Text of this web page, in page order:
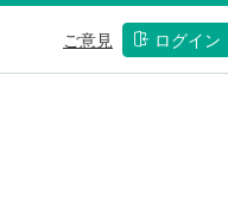
ご意見 ログイン